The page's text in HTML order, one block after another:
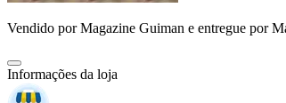
Vendido porMagazine Guiman e entregue por
Informações da loja